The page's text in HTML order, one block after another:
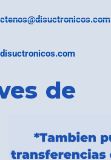
de